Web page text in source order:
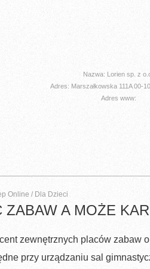
Nazwa: Lorien sp. z
Adres: Marszałkowska 111A 00-
Adres www:
Online / Dla Dzieci
ZABAW A MOŻE
zewnętrznych placów zabaw
przy urządzaniu sal